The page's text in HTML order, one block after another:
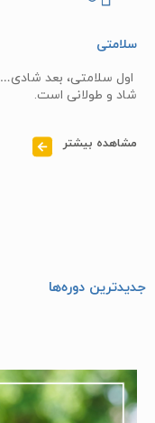
سلامتی
اول سلامتی، بعد
شاد و طولانی است.
مشاهده بیشتر
جدیدترین دوره‌ها​